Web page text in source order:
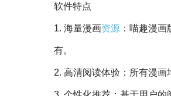
软件特点
1. 海量漫画资源 ：喵趣漫
有。
2. 高清阅读体验：所有漫画